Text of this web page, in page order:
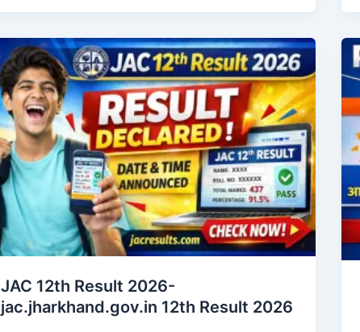
JAC 12th Result 2026-
jac.jharkhand.gov.in 12th Result 2026